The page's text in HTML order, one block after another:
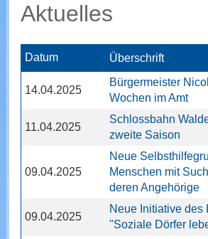
Aktuelles
Datum Überschrift
14.04.2025
Bürgermeister
Wochen im Amt
11.04.2025
Schlossbahn
zweite Saison
09.04.2025
Neue
Menschen mit
deren Angehörige
09.04.2025
Neue Initiative des
"Soziale Dörfer